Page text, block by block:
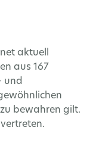
aktuell
aus 167
und
bewahren gilt.